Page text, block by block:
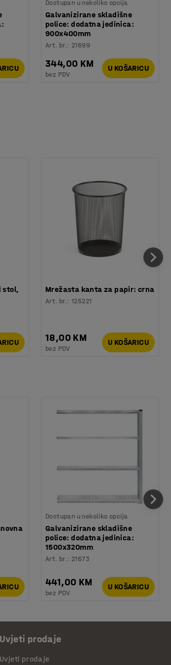
Dostupan u nekoliko opcija
Galvanizirane skladišne
police: dodatna jedinica:
900x400mm
Art. br.: 21699
344,00 KM
bez PDV
U KOŠARICU
stol,
Mrežasta kanta za papir: crna
Art. br.:125221
18,00 KM
bez PDV
U KOŠARICU
Dostupan u nekoliko opcija
Galvanizirane skladišne
police: dodatna jedinica:
1500x320mm
Art. br.: 21673
441,00 KM
bez PDV
U KOŠARICU
Uvjeti prodaje
Uvjeti prodaje